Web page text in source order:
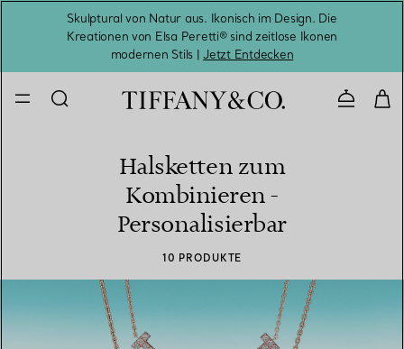
Skulptural von Natur aus. Ikonisch im Design. Die
Kreationen von Elsa Peretti® sind zeitlose Ikonen
modernen Stils |Jetzt Entdecken
Halsketten zum
Kombinieren -
Personalisierbar
10 PRODUKTE